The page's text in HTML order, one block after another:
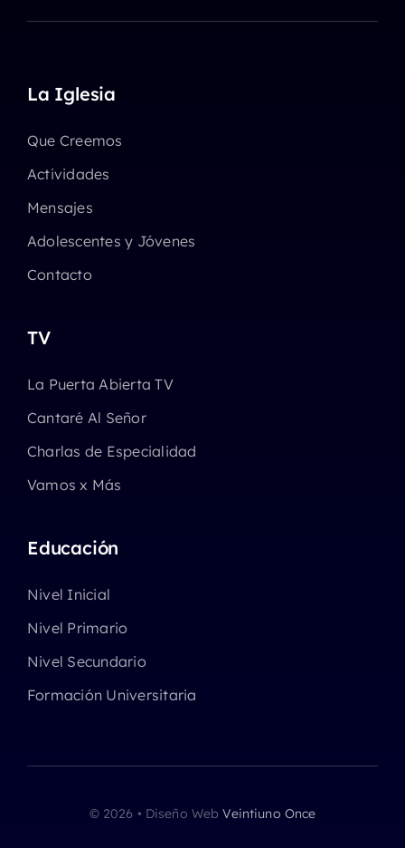
La Iglesia
Que Creemos
Actividades
Mensajes
Adolescentes y Jóvenes
Contacto
TV
La Puerta Abierta TV
Cantaré Al Señor
Charlas de Especialidad
Vamos x Más
Educación
Nivel Inicial
Nivel Primario
Nivel Secundario
Formación Universitaria
© 2026 • Diseño WebVeintiuno Once